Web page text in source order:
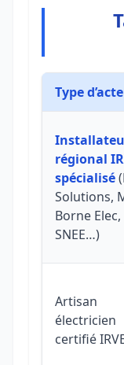
Type
régional
spécialisé
Solutions,
Borne Elec,
SNEE…)
Artisan
électricien
certifié